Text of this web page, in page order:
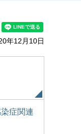
年12月10日
症関連